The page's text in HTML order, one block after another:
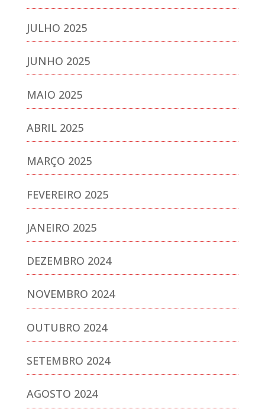
JULHO 2025
JUNHO 2025
MAIO 2025
ABRIL 2025
MARÇO 2025
FEVEREIRO 2025
JANEIRO 2025
DEZEMBRO 2024
NOVEMBRO 2024
OUTUBRO 2024
SETEMBRO 2024
AGOSTO 2024